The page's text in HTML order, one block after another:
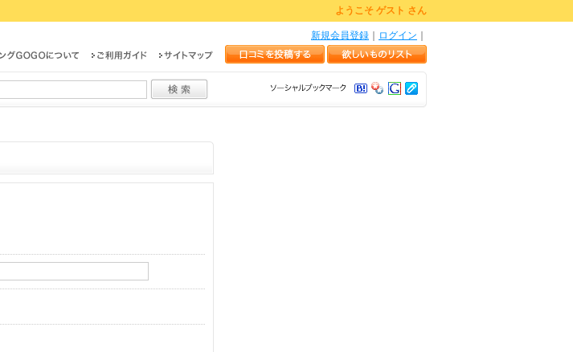
ようこそ ゲスト さん
ログイン
新規会員登録